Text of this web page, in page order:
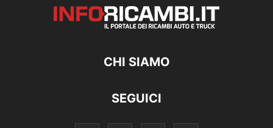
CHI SIAMO
SEGUICI